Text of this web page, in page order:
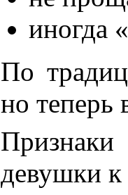
иногда
По
но теперь
девушки